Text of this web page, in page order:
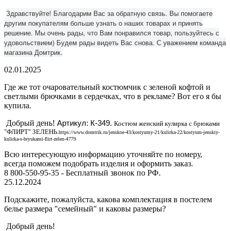
Здравствуйте! Благодарим Вас за обратную связь. Вы помогаете
другим покупателям больше узнать о наших товарах и принять
решение. Мы очень рады, что Вам понравился товар, пользуйтесь с
удовольствием) Будем рады видеть Вас снова. С уважением команда
магазина Домтрик.
02.01.2025
Где же тот очаровательный костюмчик с зеленой кофтой и
светлыми брючками в сердечках, что в рекламе? Вот его я бы
купила.
Добрый день! Артикул: К-349. Костюм женский кулирка с брюками
"ФЛИРТ" ЗЕЛЕНЬ. https://www.domtrik.ru/jenskoe-43/kostyumy-21/kulirka-22/kostyum-jenskiy-
kulirka-s-bryukami-flirt-zelen-4779
Всю интересующую информацию уточняйте по номеру,
всегда поможем подобрать изделия и оформить заказ.
8 800-550-95-35 - Бесплатный звонок по РФ.
25.12.2024
Подскажите, пожалуйста, какова комплектация в постелем
белье размера "семейный" и каковы размеры?
Добрый день!